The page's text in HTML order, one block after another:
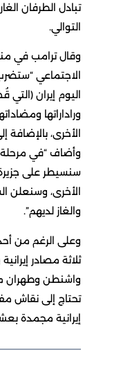
تبادل الطرفان
التوالي.
وقال ترامب في
الاجتماعي
اليوم إيران
وراداراتها
الأخرى، بالإضافة
وأضاف “في مرحلة
سنسيطر على جزيرة
الأخرى، وسنعلن
والغاز لديهم”.
وعلى الرغم من
ثلاثة مصادر
واشنطن وطهران
تحتاج إلى نقاش
إيرانية مجمدة